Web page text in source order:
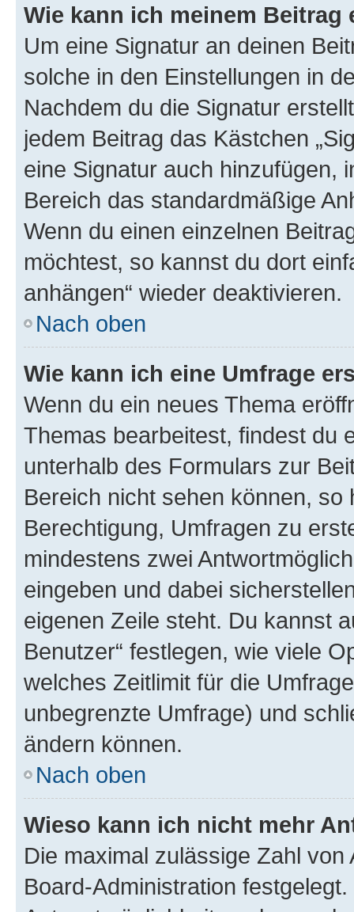
Wie kann ich meinem
Um eine Signatur an deinen
solche in den Einstellungen in
Nachdem du die Signatur
jedem Beitrag das Kästchen
eine Signatur auch hinzufügen,
Bereich das standardmäßige
Wenn du einen einzelnen
möchtest, so kannst du dort
anhängen“ wieder deaktivieren.
Nach oben
Wie kann ich eine Umfrage
Wenn du ein neues Thema
Themas bearbeitest, findest du
unterhalb des Formulars zur
Bereich nicht sehen können,
Berechtigung, Umfragen zu
mindestens zwei
eingeben und dabei
eigenen Zeile steht. Du kannst
Benutzer“ festlegen, wie viele
welches Zeitlimit für die
unbegrenzte Umfrage) und
ändern können.
Nach oben
Wieso kann ich nicht mehr
Die maximal zulässige Zahl
Board-Administration